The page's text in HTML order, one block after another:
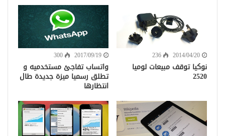
2014/04/20
236
نوكيا توقف مبيعات لوميا
2520
2017/09/19
300
واتساب تفاجئ مستخدميه و
تطلق رسميا ميزة جديدة طال
انتظارها